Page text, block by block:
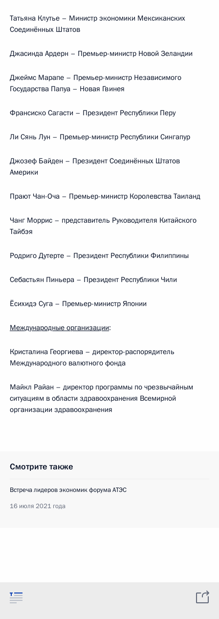
Татьяна Клутье – Министр экономики Мексиканских
Соединённых Штатов
Джасинда Ардерн – Премьер-министр Новой Зеландии
Джеймс Марапе – Премьер-министр Независимого
Государства Папуа – Новая Гвинея
Франсиско Сагасти – Президент Республики Перу
Ли Сянь Лун – Премьер-министр Республики Сингапур
Джозеф Байден – Президент Соединённых Штатов
Америки
Прают Чан-Оча – Премьер-министр Королевства Таиланд
Чанг Моррис – представитель Руководителя Китайского
Тайбэя
Родриго Дутерте – Президент Республики Филиппины
Себастьян Пиньера – Президент Республики Чили
Ёсихидэ Суга – Премьер-министр Японии
Международные организации:
Кристалина Георгиева – директор-распорядитель
Международного валютного фонда
Майкл Райан – директор программы по чрезвычайным
ситуациям в области здравоохранения Всемирной
организации здравоохранения
Смотрите также
Встреча лидеров экономик форума АТЭС
16 июля 2021 года